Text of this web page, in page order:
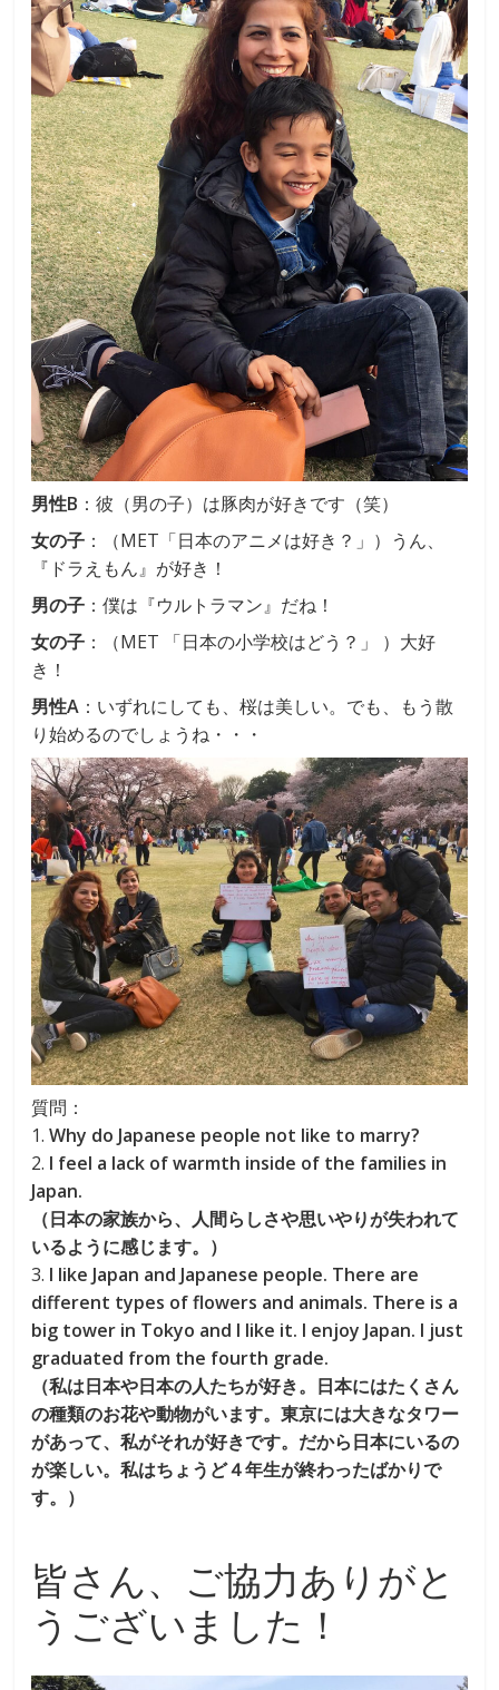
男性B ：彼（男の子）は豚肉が好きです（笑）
女の子 ：（MET「日本のアニメは好き？」）うん、
『ドラえもん』が好き！
男の子 ：僕は『ウルトラマン』だね！
女の子 ：（MET 「日本の小学校はどう？」 ）大好
き！
男性A ：いずれにしても、桜は美しい。でも、もう散
り始めるのでしょうね・・・
質問：
1.Why do Japanese people not like to marry?
2. I feel a lack of warmth inside of the families in
Japan.
（日本の家族から、人間らしさや思いやりが失われて
いるように感じます。）
3. I like Japan and Japanese people. There are
different types of flowers and animals. There is a
big tower in Tokyo and I like it. I enjoy Japan. I just
graduated from the fourth grade.
（私は日本や日本の人たちが好き。日本にはたくさん
の種類のお花や動物がいます。東京には大きなタワー
があって、私がそれが好きです。だから日本にいるの
が楽しい。私はちょうど４年生が終わったばかりで
す。）
皆さん、ご協力ありがと
うございました！